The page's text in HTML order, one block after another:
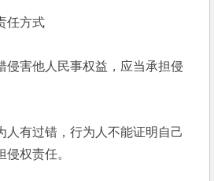
任方式
侵害他人民事权益，应当承担侵
人有过错，行为人不能证明自己
权责任。